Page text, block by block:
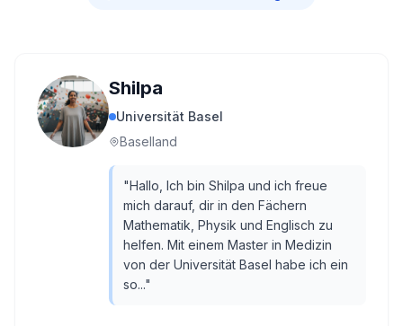
Shilpa
Universität Basel
Baselland
"Hallo, Ich bin Shilpa und ich freue
mich darauf, dir in den Fächern
Mathematik, Physik und Englisch zu
helfen. Mit einem Master in Medizin
von der Universität Basel habe ich ein
so..."